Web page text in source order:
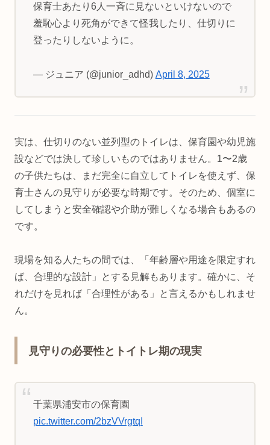
保育士あたり6人一斉に見ないといけないので
羞恥心より死角ができて怪我したり、仕切りに
登ったりしないように。
— ジュニア (@junior_adhd) April 8, 2025
実は、仕切りのない並列型のトイレは、保育園や幼児施
設などでは決して珍しいものではありません。1〜2歳
の子供たちは、まだ完全に自立してトイレを使えず、保
育士さんの見守りが必要な時期です。そのため、個室に
してしまうと安全確認や介助が難しくなる場合もあるの
です。
現場を知る人たちの間では、「年齢層や用途を限定すれ
ば、合理的な設計」とする見解もあります。確かに、そ
れだけを見れば「合理性がある」と言えるかもしれませ
ん。
見守りの必要性とトイトレ期の現実
千葉県浦安市の保育園
pic.twitter.com/2bzVVrgtqI